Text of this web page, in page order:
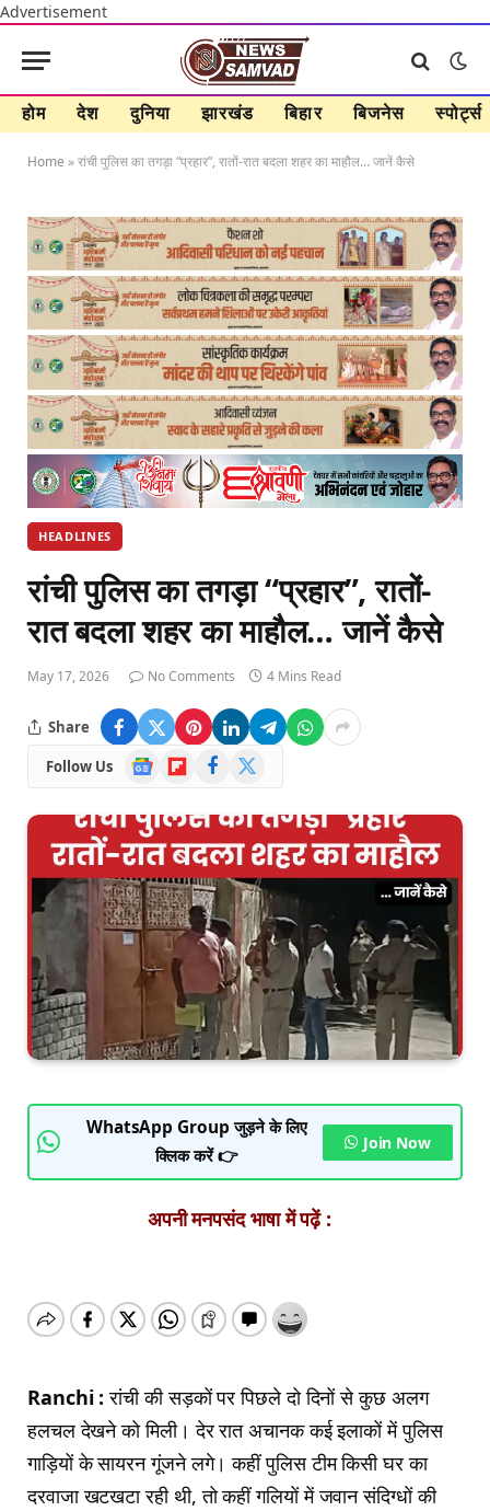
Advertisement
होम देश दुनिया झारखंड बिहार बिजनेस स्पोर्ट्स
Home »रांची पुलिस का तगड़ा “प्रहार”, रातों-रात बदला शहर का माहौल… जानें कैसे
HEADLINES
रांची पुलिस का तगड़ा “प्रहार”, रातों-
रात बदला शहर का माहौल… जानें कैसे
May 17, 2026 No Comments 4 Mins Read
Share
Follow Us
Google
News
FlipboardFacebook
WhatsApp Group जुड़ने के लिए
क्लिक करें 👉
Join Now
अपनी मनपसंद भाषा में पढ़ें :
Ranchi : रांची की सड़कों पर पिछले दो दिनों से कुछ अलग
हलचल देखने को मिली। देर रात अचानक कई इलाकों में पुलिस
गाड़ियों के सायरन गूंजने लगे। कहीं पुलिस टीम किसी घर का
दरवाजा खटखटा रही थी, तो कहीं गलियों में जवान संदिग्धों की